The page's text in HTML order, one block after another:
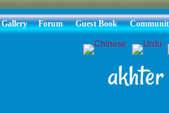
Gallery Forum Guest Book